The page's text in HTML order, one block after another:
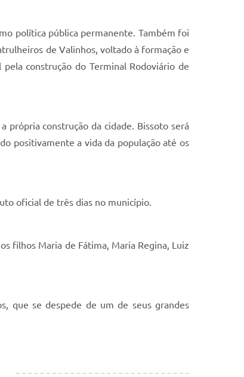
política pública permanente. Também foi
de Valinhos, voltado à formação e
construção do Terminal Rodoviário de
própria construção da cidade. Bissoto será
positivamente a vida da população até os
oficial de três dias no município.
filhos Maria de Fátima, Maria Regina, Luiz
que se despede de um de seus grandes